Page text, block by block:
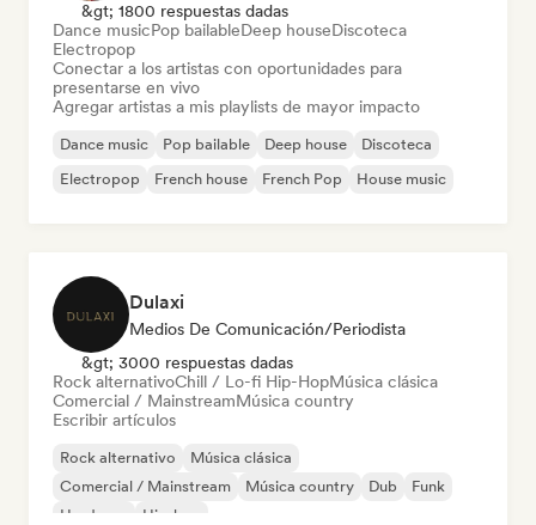
&gt; 1800 respuestas dadas
Dance musicPop bailableDeep houseDiscoteca
Electropop
Conectar a los artistas con oportunidades para
presentarse en vivo
Agregar artistas a mis playlists de mayor impacto
Dance music Pop bailable Deep house
Discoteca
Electropop
French house French Pop House music
Dulaxi
Medios De Comunicación/Periodista
&gt; 3000 respuestas dadas
Rock alternativoChill / Lo-fi Hip-HopMúsica clásica
Comercial / MainstreamMúsica country
Escribir artículos
Rock alternativo
Música clásica
Comercial / Mainstream
Música country Dub
Funk
Hardcore
Hip-hop